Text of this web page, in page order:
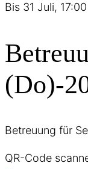
Bis 31 Juli, 17:00
(Do)-
Betreuung für
QR-Code